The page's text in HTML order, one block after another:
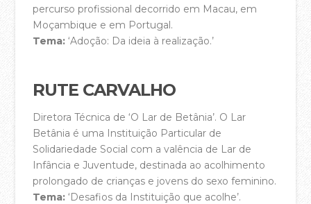
As Nossas Contas (2024)
Política de Privacidade
PARTICIPA
Agenda
Registo Membros da Casa da Cidade
Celebrações de Domingo
Pequenos Grupos
percurso profissional decorrido em Macau, em
Moçambique e em Portugal.
Tema: ‘Adoção: Da ideia à realização.’
RUTE CARVALHO
Diretora Técnica de ‘O Lar de Betânia’. O Lar
Betânia é uma Instituição Particular de
Solidariedade Social com a valência de Lar de
Infância e Juventude, destinada ao acolhimento
prolongado de crianças e jovens do sexo feminino.
Tema: ‘Desafios da Instituição que acolhe’.